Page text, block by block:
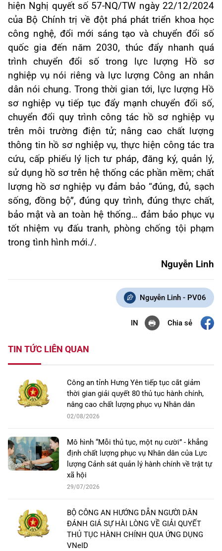
hiện Nghị quyết số 57-NQ/TW ngày 22/12/2024
của Bộ Chính trị về đột phá phát triển khoa học
công nghệ, đổi mới sáng tạo và chuyển đổi số
quốc gia đến năm 2030, thúc đẩy nhanh quá
trình chuyển đổi số trong lực lượng Hồ sơ
nghiệp vụ nói riêng và lực lượng Công an nhân
dân nói chung. Trong thời gian tới, lực lượng Hồ
sơ nghiệp vụ tiếp tục đẩy mạnh chuyển đổi số,
chuyển đổi quy trình công tác hồ sơ nghiệp vụ
trên môi trường điện tử; nâng cao chất lượng
thông tin hồ sơ nghiệp vụ, thực hiện công tác tra
cứu, cấp phiếu lý lịch tư pháp, đăng ký, quản lý,
sử dụng hồ sơ trên hệ thống các phần mềm; chất
lượng hồ sơ nghiệp vụ đảm bảo “đúng, đủ, sạch
sống, đồng bộ”, đúng quy trình, đúng thực chất,
bảo mật và an toàn hệ thống… đảm bảo phục vụ
tốt nhiệm vụ đấu tranh, phòng chống tội phạm
trong tình hình mới./.
Nguyễn Linh
Nguyễn Linh - PV06
IN Chia sẻ
TIN TỨC LIÊN QUAN
Công an tỉnh Hưng Yên tiếp tục cắt giảm
thời gian giải quyết 80 thủ tục hành chính,
nâng cao chất lượng phục vụ Nhân dân
02/08/2026
Mô hình “Mỗi thủ tục, một nụ cười” - khẳng
định chất lượng phục vụ Nhân dân của Lực
lượng Cảnh sát quản lý hành chính về trật tự
xã hội
29/07/2026
BỘ CÔNG AN HƯỚNG DẪN NGƯỜI DÂN
ĐÁNH GIÁ SỰ HÀI LÒNG VỀ GIẢI QUYẾT
THỦ TỤC HÀNH CHÍNH QUA ỨNG DỤNG
VNeID